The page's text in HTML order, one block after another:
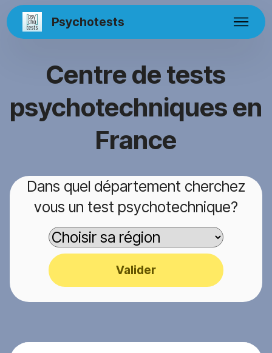
Psychotests
Centre de tests
psychotechniques en
France
Dans quel département cherchez
vous un test psychotechnique?
Valider